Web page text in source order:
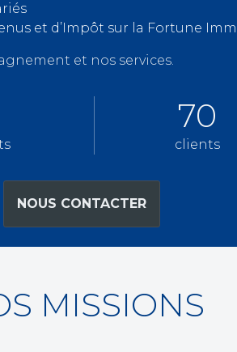
et d’Impôt sur la Fortune
et nos services.
70
clients
NOUS CONTACTER
MISSIONS